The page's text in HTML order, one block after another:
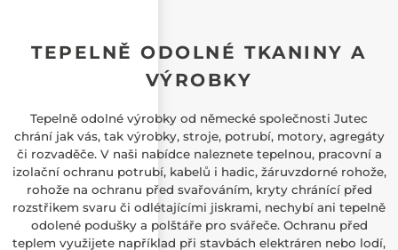
TEPELNĚ ODOLNÉ TKANINY A
VÝROBKY
Tepelně odolné výrobky od německé společnosti Jutec
chrání jak vás, tak výrobky, stroje, potrubí, motory, agregáty
či rozvaděče. V naši nabídce naleznete tepelnou, pracovní a
izolační ochranu potrubí, kabelů i hadic, žáruvzdorné rohože,
rohože na ochranu před svařováním, kryty chránící před
rozstřikem svaru či odlétajícími jiskrami, nechybí ani tepelně
odolené podušky a polštáře pro svářeče. Ochranu před
teplem využijete například při stavbách elektráren nebo lodí,